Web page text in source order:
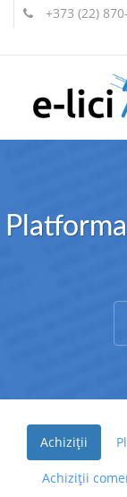
+373 (22)
Achiziții
Achiziții